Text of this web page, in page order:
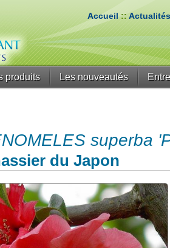
Accueil::Actualités
produits Les nouveautés
superba
du Japon